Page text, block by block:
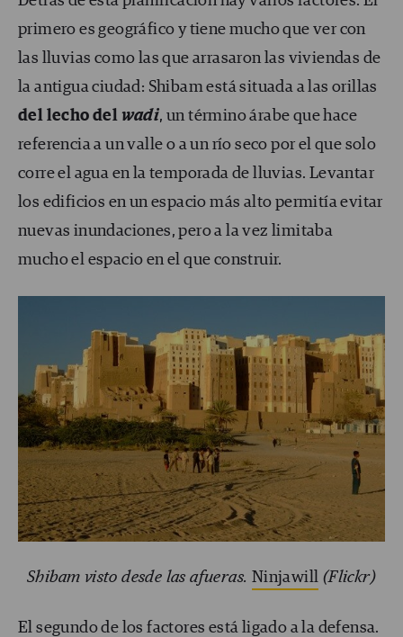
primero es geográfico y tiene mucho que ver con
las lluvias como las que arrasaron las viviendas de
la antigua ciudad: Shibam está situada a las orillas
del lecho del wadi, un término árabe que hace
referencia a un valle o a un río seco por el que solo
corre el agua en la temporada de lluvias. Levantar
los edificios en un espacio más alto permitía evitar
nuevas inundaciones, pero a la vez limitaba
mucho el espacio en el que construir.
Shibam visto desde las afueras. Ninjawill (Flickr)
El segundo de los factores está ligado a la defensa.